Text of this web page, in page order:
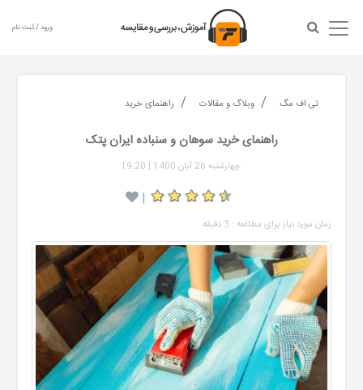
ورود / ثبت نام
تی اف مگ وبلاگ و مقالات راهنمای خرید
راهنمای خرید سوهان و سنباده ایران پتک
چهارشنبه 26 آبان 1400 |
19:20
|
زمان مورد نیاز برای مطالعه : 3 دقیقه